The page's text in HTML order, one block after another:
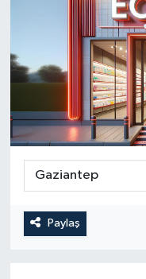
Paylaş